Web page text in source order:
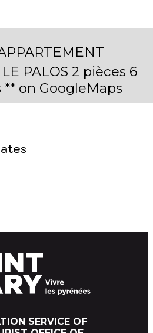
PALOS 2 pièces 6
on GoogleMaps
SERVICE OF